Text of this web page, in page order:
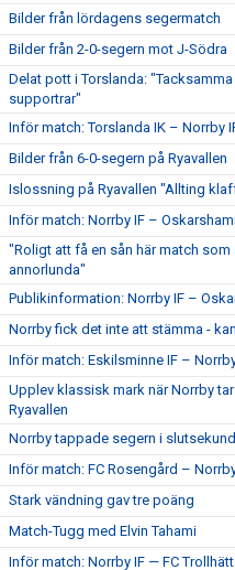
Bilder från lördagens segermatch
Bilder från 2-0-segern mot J-Södra
Delat pott i Torslanda:
supportrar"
Inför match: Torslanda IK – Norrby
Bilder från 6-0-segern på Ryavallen
Islossning på Ryavallen "Allting
Inför match: Norrby IF –
"Roligt att få en sån här match som
annorlunda"
Publikinformation: Norrby IF –
Norrby fick det inte att stämma -
Inför match: Eskilsminne IF –
Upplev klassisk mark när Norrby
Ryavallen
Norrby tappade segern i
Inför match: FC Rosengård –
Stark vändning gav tre poäng
Match-Tugg med Elvin Tahami
Inför match: Norrby IF — FC